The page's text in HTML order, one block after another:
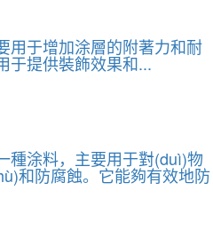
用于增加涂層的附著力和耐
于提供裝飾效果和...
種涂料，主要用于對(duì)物
和防腐蝕。它能夠有效地防